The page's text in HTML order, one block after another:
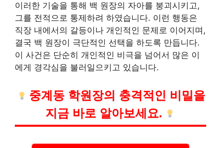
이러한 기술을 통해 백 원장의 자아를 붕괴시키고,
그를 전적으로 통제하려 하였습니다. 이런 행동은
직장 내에서의 갈등이나 개인적인 문제로 이어지며,
결국 백 원장이 극단적인 선택을 하도록 만듭니다.
이 사건은 단순히 개인적인 비극을 넘어서 많은 이
에게 경각심을 불러일으키고 있습니다.
중계동 학원장의 충격적인 비밀을
지금 바로 알아보세요.